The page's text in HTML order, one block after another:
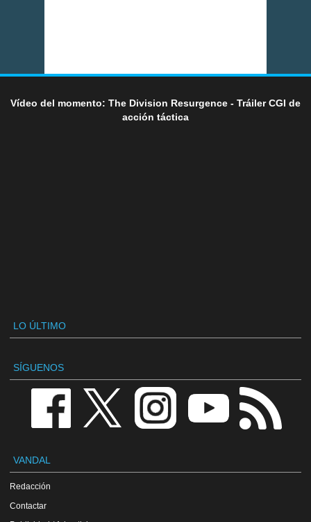
Vídeo del momento: The Division Resurgence - Tráiler CGI de
acción táctica
LO ÚLTIMO
SÍGUENOS
VANDAL
Redacción
Contactar